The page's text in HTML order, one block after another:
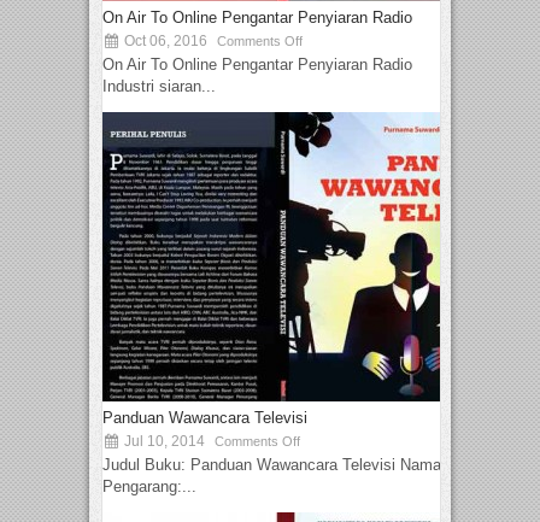
On Air To Online Pengantar Penyiaran Radio
Oct 06, 2016 Comments Off
On Air To Online Pengantar Penyiaran Radio
Industri siaran...
Panduan Wawancara Televisi
Jul 10, 2014 Comments Off
Judul Buku: Panduan Wawancara Televisi Nama
Pengarang:...